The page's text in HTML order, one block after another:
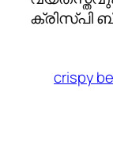
ക്രിസ്പി
crispy